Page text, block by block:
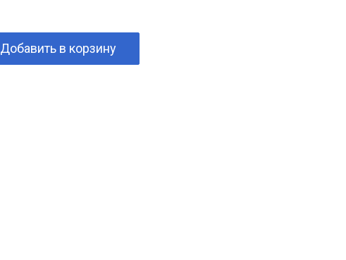
Добавить в корзину